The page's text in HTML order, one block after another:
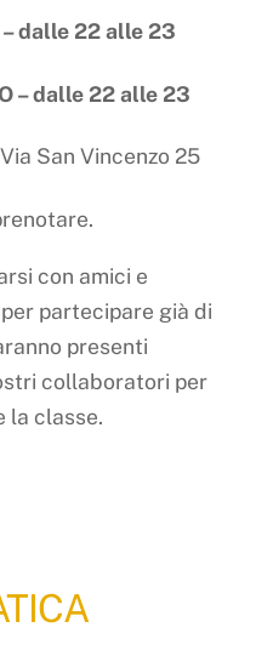
– dalle 22 alle 23
– dalle 22 alle 23
San Vincenzo 25
con amici e
partecipare già di
presenti
collaboratori per
la classe.